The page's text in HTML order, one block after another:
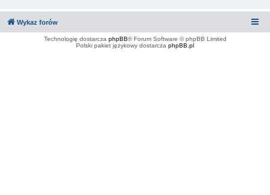
Wykaz forów
Technologię dostarcza phpBB® Forum Software © phpBB Limited
Polski pakiet językowy dostarcza phpBB.pl